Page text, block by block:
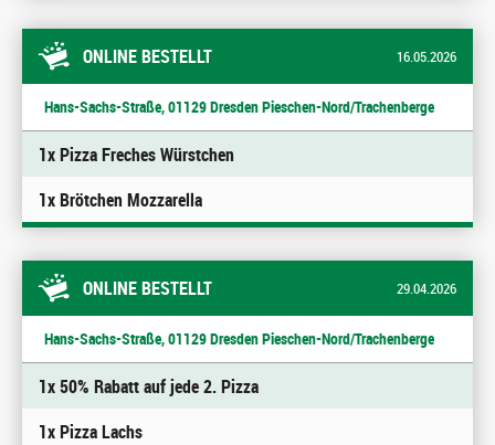
ONLINE BESTELLT 16.05.2026
Hans-Sachs-Straße, 01129 Dresden Pieschen-Nord/Trachenberge
1x Pizza Freches Würstchen
1x Brötchen Mozzarella
ONLINE BESTELLT 29.04.2026
Hans-Sachs-Straße, 01129 Dresden Pieschen-Nord/Trachenberge
1x 50% Rabatt auf jede 2. Pizza
1x Pizza Lachs